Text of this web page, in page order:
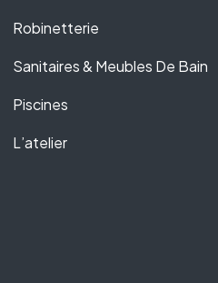
Robinetterie
Sanitaires & Meubles De Bain
Piscines
L’atelier